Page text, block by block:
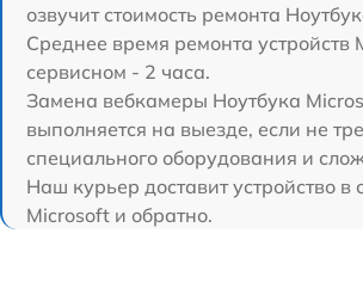
озвучит стоимость ремонта
Среднее время ремонта
сервисном - 2 часа.
Замена вебкамеры Ноутбука
выполняется на выезде, если не
специального оборудования и
Наш курьер доставит устройство в
Microsoft и обратно.